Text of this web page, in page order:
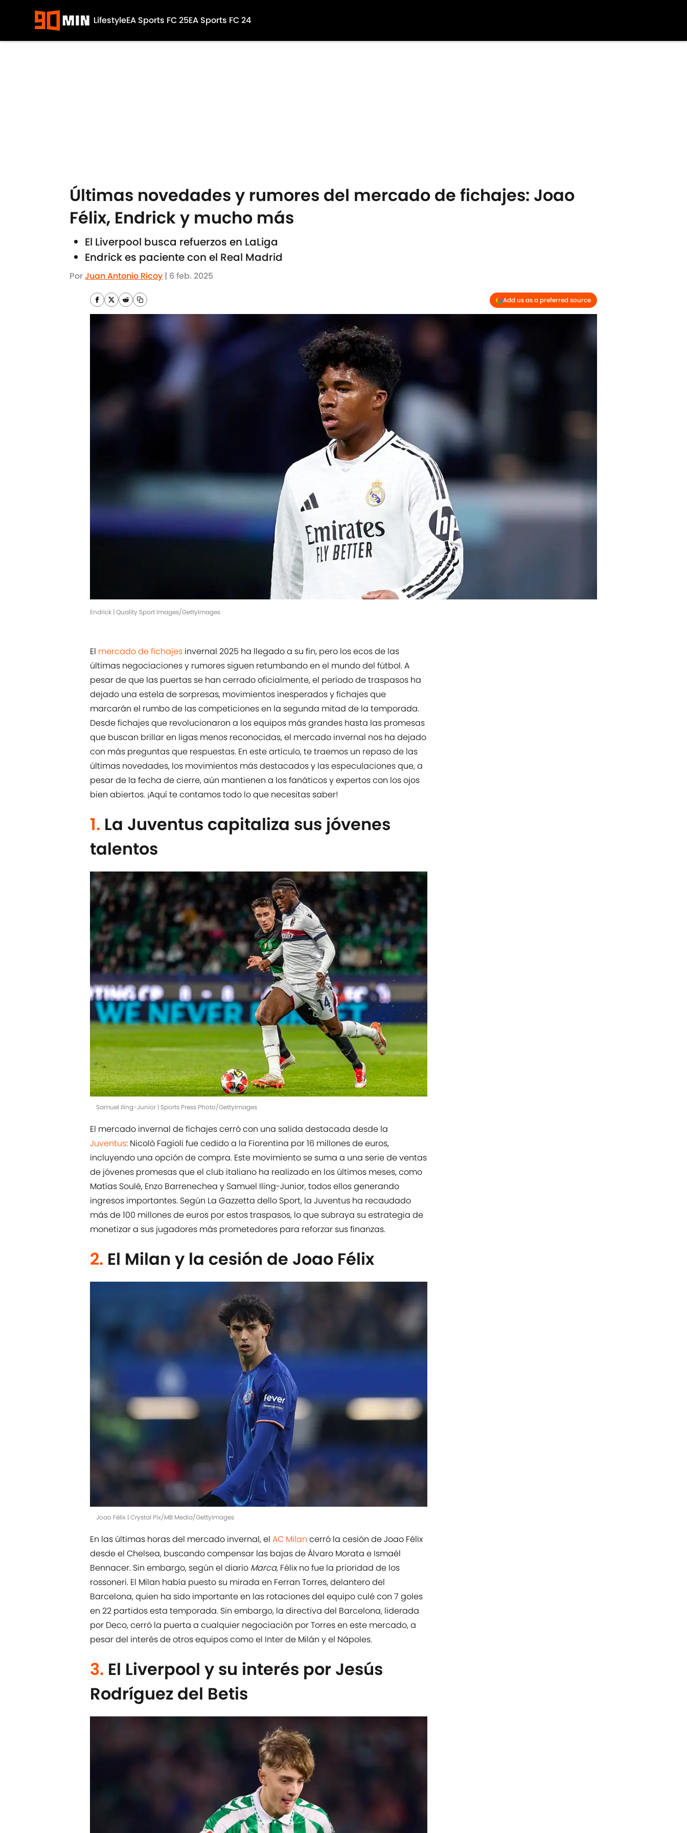
LifestyleEA Sports FC 25EA Sports FC 24
Últimas novedades y rumores del mercado de fichajes: Joao
Félix, Endrick y mucho más
El Liverpool busca refuerzos en LaLiga
Endrick es paciente con el Real Madrid
PorJuan Antonio Ricoy | 6 feb. 2025
Add us as a preferred source
Endrick | Quality Sport Images/GettyImages
El mercado de fichajes invernal 2025 ha llegado a su fin, pero los ecos de las
últimas negociaciones y rumores siguen retumbando en el mundo del fútbol. A
pesar de que las puertas se han cerrado oficialmente, el período de traspasos ha
dejado una estela de sorpresas, movimientos inesperados y fichajes que
marcarán el rumbo de las competiciones en la segunda mitad de la temporada.
Desde fichajes que revolucionaron a los equipos más grandes hasta las promesas
que buscan brillar en ligas menos reconocidas, el mercado invernal nos ha dejado
con más preguntas que respuestas. En este artículo, te traemos un repaso de las
últimas novedades, los movimientos más destacados y las especulaciones que, a
pesar de la fecha de cierre, aún mantienen a los fanáticos y expertos con los ojos
bien abiertos. ¡Aquí te contamos todo lo que necesitas saber!
1. La Juventus capitaliza sus jóvenes
talentos
Samuel Iling-Junior | Sports Press Photo/GettyImages
El mercado invernal de fichajes cerró con una salida destacada desde la
Juventus: Nicolò Fagioli fue cedido a la Fiorentina por 16 millones de euros,
incluyendo una opción de compra. Este movimiento se suma a una serie de ventas
de jóvenes promesas que el club italiano ha realizado en los últimos meses, como
Matías Soulé, Enzo Barrenechea y Samuel Iling-Junior, todos ellos generando
ingresos importantes. Según La Gazzetta dello Sport, la Juventus ha recaudado
más de 100 millones de euros por estos traspasos, lo que subraya su estrategia de
monetizar a sus jugadores más prometedores para reforzar sus finanzas.
2. El Milan y la cesión de Joao Félix
Joao Félix | Crystal Pix/MB Media/GettyImages
En las últimas horas del mercado invernal, el AC Milan cerró la cesión de Joao Félix
desde el Chelsea, buscando compensar las bajas de Álvaro Morata e Ismaël
Bennacer. Sin embargo, según el diario Marca, Félix no fue la prioridad de los
rossoneri. El Milan había puesto su mirada en Ferran Torres, delantero del
Barcelona, quien ha sido importante en las rotaciones del equipo culé con 7 goles
en 22 partidos esta temporada. Sin embargo, la directiva del Barcelona, liderada
por Deco, cerró la puerta a cualquier negociación por Torres en este mercado, a
pesar del interés de otros equipos como el Inter de Milán y el Nápoles.
3. El Liverpool y su interés por Jesús
Rodríguez del Betis